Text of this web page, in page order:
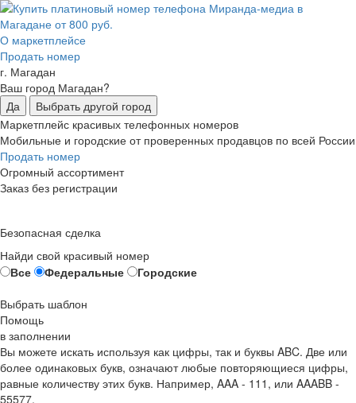
О маркетплейсе
Продать номер
г. Магадан
Ваш город Магадан?
Да
Выбрать другой город
Маркетплейс красивых телефонных номеров
Мобильные и городские от проверенных продавцов по всей России
Продать номер
Огромный ассортимент
Заказ без регистрации
Безопасная сделка
Найди свой красивый номер
Все
Федеральные
Городские
Выбрать шаблон
Помощь
в заполнении
Вы можете искать используя как цифры, так и буквы ABC. Две или
более одинаковых букв, означают любые повторяющиеся цифры,
равные количеству этих букв. Например, AAA - 111 , или AAABB -
55577.